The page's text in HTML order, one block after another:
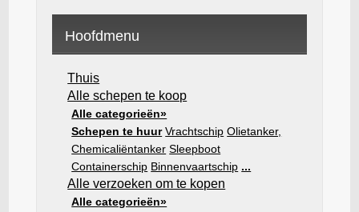
Hoofdmenu
Thuis
Alle schepen te koop
Alle categorieën»
Schepen te huur Vrachtschip Olietanker,
Chemicaliëntanker Sleepboot
Containerschip Binnenvaartschip ...
Alle verzoeken om te kopen
Alle categorieën»